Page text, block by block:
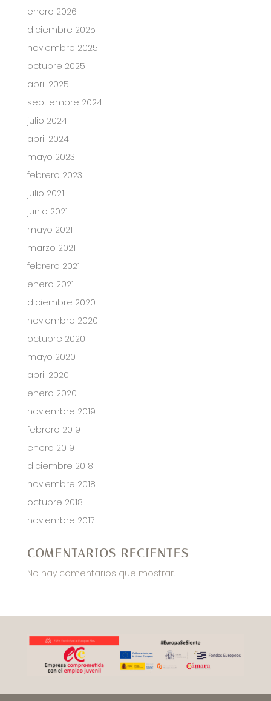
enero 2026
diciembre 2025
noviembre 2025
octubre 2025
abril 2025
septiembre 2024
julio 2024
abril 2024
mayo 2023
febrero 2023
julio 2021
junio 2021
mayo 2021
marzo 2021
febrero 2021
enero 2021
diciembre 2020
noviembre 2020
octubre 2020
mayo 2020
abril 2020
enero 2020
noviembre 2019
febrero 2019
enero 2019
diciembre 2018
noviembre 2018
octubre 2018
noviembre 2017
COMENTARIOS RECIENTES
No hay comentarios que mostrar.